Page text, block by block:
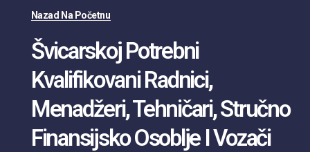
Nazad Na Početnu
Švicarskoj Potrebni
Kvalifikovani Radnici,
Menadžeri, Tehničari, Stručno
Finansijsko Osoblje I Vozači